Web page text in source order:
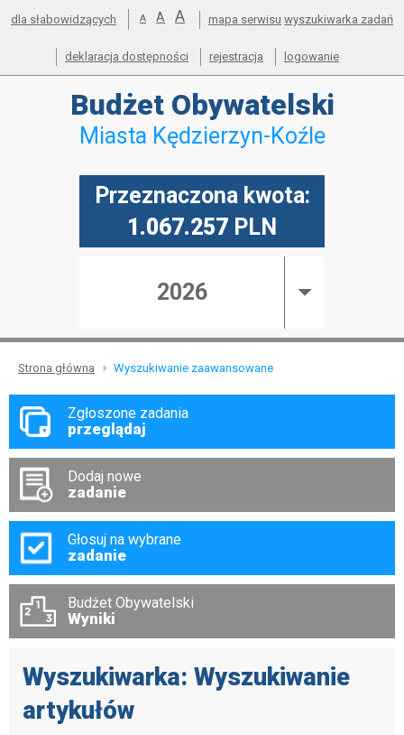
Przejdź do głównego
Przejdź do treści
Przejdź do wyszukiwarki
Przejdź do mapy serwisu
dla słabowidzących A pomniejsz
czcionkę
A standardowy
rozmiar
A powiększ
czcionkę
mapa serwisu wyszukiwarka zadań
deklaracja dostępności rejestracja logowanie
Budżet Obywatelski
Miasta Kędzierzyn-Koźle
Przeznaczona kwota:
1.067.257 PLN
2026
Strona główna Wyszukiwanie zaawansowane
Zgłoszone zadania
przeglądaj
Dodaj nowe
zadanie
Głosuj na wybrane
zadanie
Budżet Obywatelski
Wyniki
Wyszukiwarka: Wyszukiwanie
artykułów